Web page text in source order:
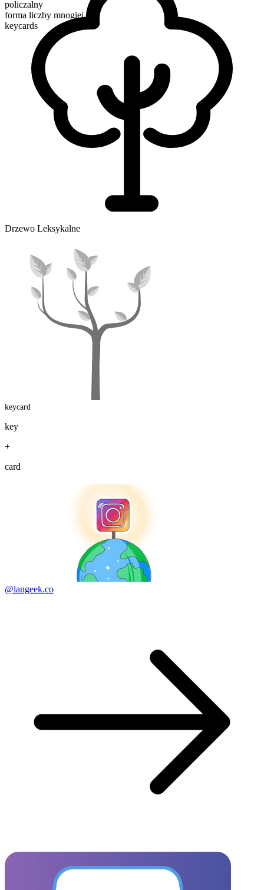
policzalny
forma liczby mnogiej
keycards
Drzewo Leksykalne
keycard
key
+
card
@langeek.co